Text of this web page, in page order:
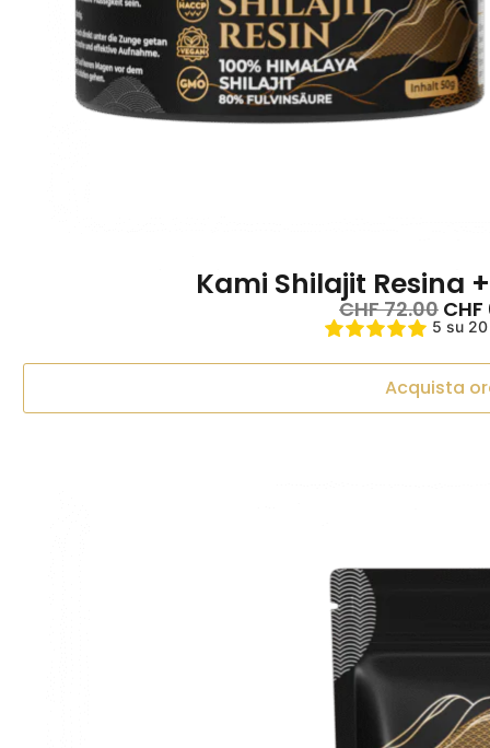
Kami Shilajit Resina
CHF72.00 CHF
5 su
Acquista